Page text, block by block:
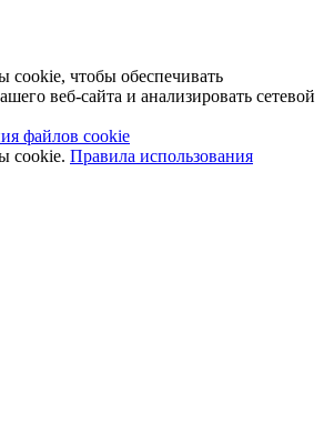
чтобы обеспечивать
веб-сайта и анализировать сетевой
файлов cookie
cookie. Правила использования